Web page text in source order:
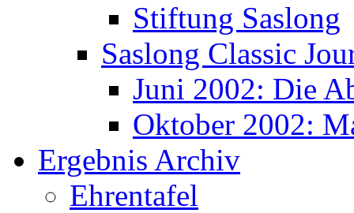
Stiftung Saslong
Saslong Classic
Juni 2002: Die
Oktober 2002:
Ergebnis Archiv
Ehrentafel